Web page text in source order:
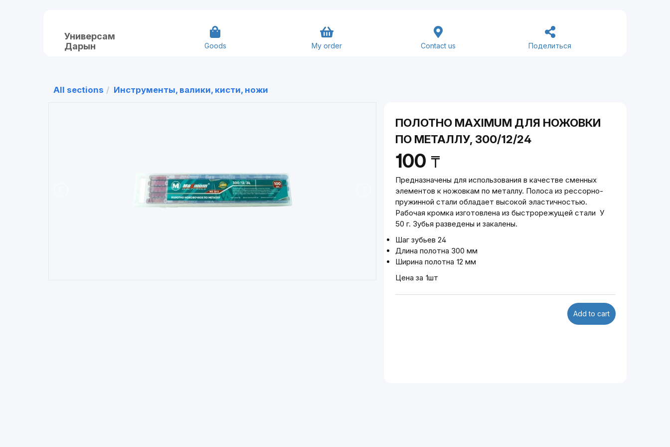
Универсам
Дарын
Goods My order Contact us Поделиться
All sections Инструменты, валики, кисти, ножи
ПОЛОТНО MAXIMUM ДЛЯ НОЖОВКИ
ПО МЕТАЛЛУ, 300/12/24
100 ₸
Предназначены для использования в качестве сменных
элементов к ножовкам по металлу. Полоса из рессорно-
пружинной стали обладает высокой эластичностью.
Рабочая кромка изготовлена из быстрорежущей стали У
50 г. Зубья разведены и закалены.
Шаг зубьев 24
Длина полотна 300 мм
Ширина полотна 12 мм
Цена за 1шт
Add to cart